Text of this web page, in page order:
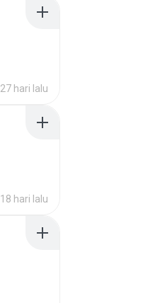
27 hari lalu
18 hari lalu